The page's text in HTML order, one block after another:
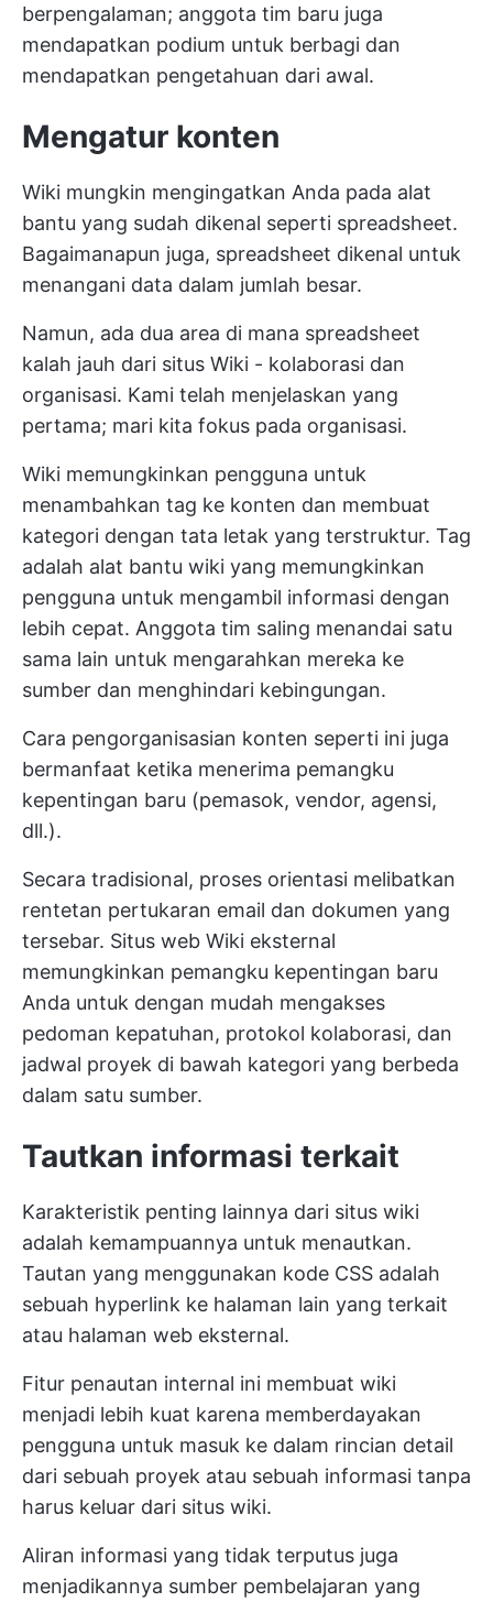
berpengalaman; anggota tim baru juga
mendapatkan podium untuk berbagi dan
mendapatkan pengetahuan dari awal.
Mengatur konten
Wiki mungkin mengingatkan Anda pada alat
bantu yang sudah dikenal seperti spreadsheet.
Bagaimanapun juga, spreadsheet dikenal untuk
menangani data dalam jumlah besar.
Namun, ada dua area di mana spreadsheet
kalah jauh dari situs Wiki - kolaborasi dan
organisasi. Kami telah menjelaskan yang
pertama; mari kita fokus pada organisasi.
Wiki memungkinkan pengguna untuk
menambahkan tag ke konten dan membuat
kategori dengan tata letak yang terstruktur. Tag
adalah alat bantu wiki yang memungkinkan
pengguna untuk mengambil informasi dengan
lebih cepat. Anggota tim saling menandai satu
sama lain untuk mengarahkan mereka ke
sumber dan menghindari kebingungan.
Cara pengorganisasian konten seperti ini juga
bermanfaat ketika menerima pemangku
kepentingan baru (pemasok, vendor, agensi,
dll.).
Secara tradisional, proses orientasi melibatkan
rentetan pertukaran email dan dokumen yang
tersebar. Situs web Wiki eksternal
memungkinkan pemangku kepentingan baru
Anda untuk dengan mudah mengakses
pedoman kepatuhan, protokol kolaborasi, dan
jadwal proyek di bawah kategori yang berbeda
dalam satu sumber.
Tautkan informasi terkait
Karakteristik penting lainnya dari situs wiki
adalah kemampuannya untuk menautkan.
Tautan yang menggunakan kode CSS adalah
sebuah hyperlink ke halaman lain yang terkait
atau halaman web eksternal.
Fitur penautan internal ini membuat wiki
menjadi lebih kuat karena memberdayakan
pengguna untuk masuk ke dalam rincian detail
dari sebuah proyek atau sebuah informasi tanpa
harus keluar dari situs wiki.
Aliran informasi yang tidak terputus juga
menjadikannya sumber pembelajaran yang